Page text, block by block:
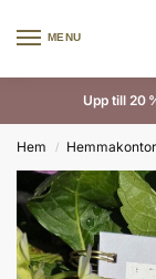
MENU
Upp till 20
Hem / Hemmakontor